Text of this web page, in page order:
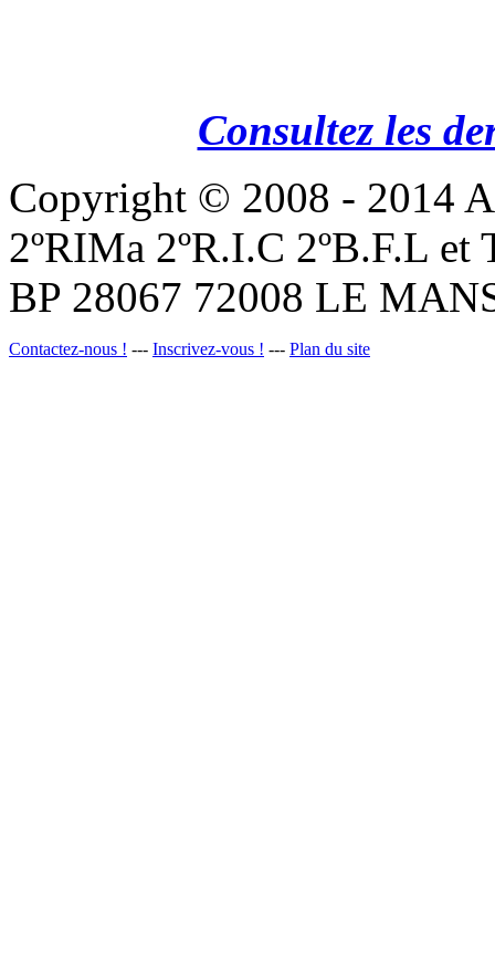
Consultez les
Copyright © 2008 - 2014
2ºRIMa 2ºR.I.C 2ºB.F.L
BP 28067 72008 LE
Contactez-nous ! --- Inscrivez-vous ! --- Plan du site